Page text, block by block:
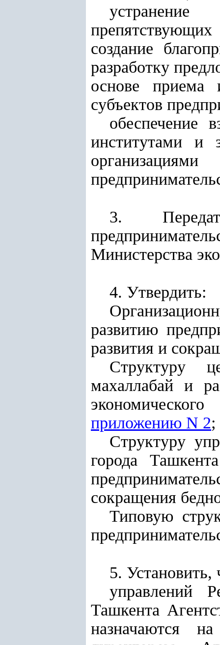
создание
разработку
основе приема
субъектов
обеспечение
институтами и
3.
Министерства
4. Утвердить:
развитию
развития и
Структуру
махаллабай и
приложению N 2;
Структуру
города
сокращения
Типовую
5. Установить,
управлений
Ташкента
назначаются